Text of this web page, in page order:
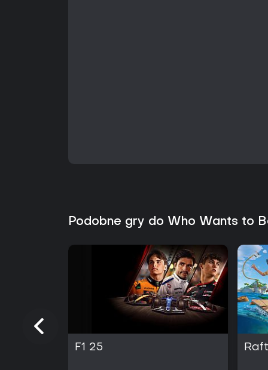
Podobne gry do Who Wants to
F1 25 Raft